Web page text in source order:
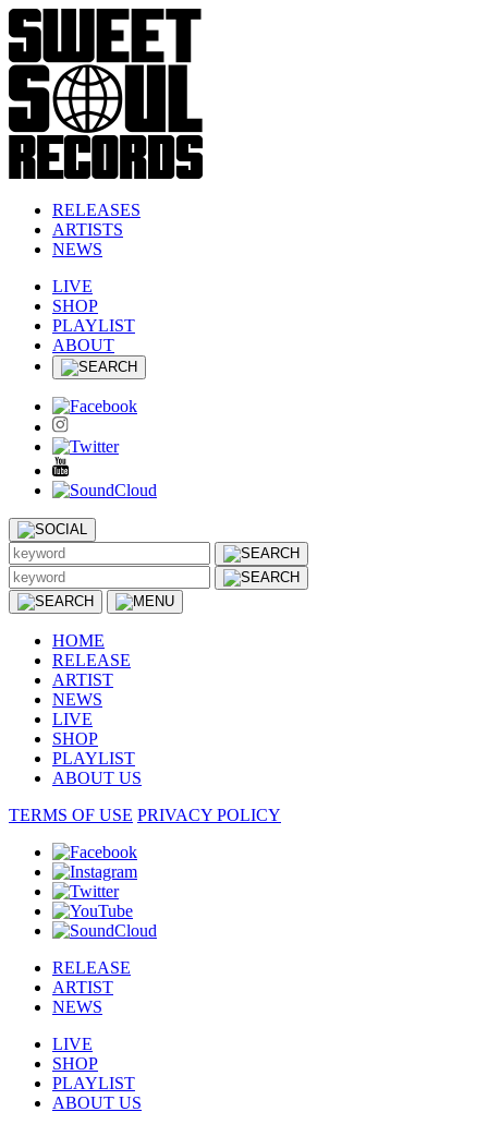
RELEASES
ARTISTS
NEWS
LIVE
SHOP
PLAYLIST
ABOUT
HOME
RELEASE
ARTIST
NEWS
LIVE
SHOP
PLAYLIST
ABOUT US
TERMS OF USE PRIVACY POLICY
RELEASE
ARTIST
NEWS
LIVE
SHOP
PLAYLIST
ABOUT US